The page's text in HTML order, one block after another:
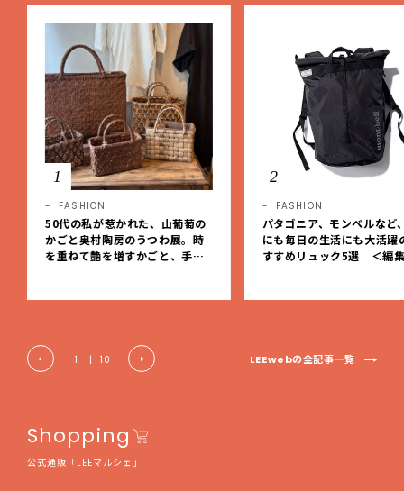
1
FASHION
50代の私が惹かれた、山葡萄の
かごと奥村陶房のうつわ展。時
を重ねて艶を増すかごと、手仕
2
FASHION
パタゴニア、モンベルなど
にも毎日の生活にも大活躍
すすめリュック5選 ＜編
1 | 10 LEEwebの全記事一覧
Shopping
公式通販「LEEマルシェ」